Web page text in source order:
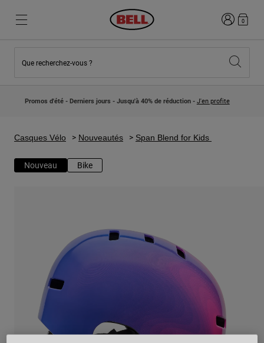
Nouveautés
Casques Motocross Enfant
Explorez Moto
Motocross
Adventure
Nouveautés
Lifestyle
Route et Gravel
Urbain
Pièces détachées
Connexion
0
Que recherchez-vous ?
Promos d'été - Derniers jours - Jusqu'à 40% de réduction - J'en profite
Casques Vélo Nouveautés Span Blend for Kids
Nouveau Bike